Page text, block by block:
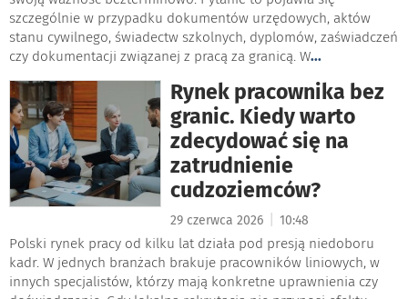
szczególnie w przypadku dokumentów urzędowych, aktów
stanu cywilnego, świadectw szkolnych, dyplomów, zaświadczeń
czy dokumentacji związanej z pracą za granicą. W...
Rynek pracownika bez
granic. Kiedy warto
zdecydować się na
zatrudnienie
cudzoziemców?
29 czerwca 2026 10:48
Polski rynek pracy od kilku lat działa pod presją niedoboru
kadr. W jednych branżach brakuje pracowników liniowych, w
innych specjalistów, którzy mają konkretne uprawnienia czy